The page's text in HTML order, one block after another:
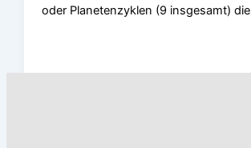
oder Planetenzyklen (9 insgesamt) die